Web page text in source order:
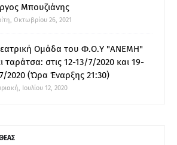
Μπουζιάνης
Οκτωβρίου 26, 2021
Ομάδα του Φ.Ο.Υ "ΑΝΕΜΗ"
ταράτσα: στις 12-13/7/2020 και 19-
2020 (Ώρα Έναρξης 21:30)
Ιουλίου 12, 2020